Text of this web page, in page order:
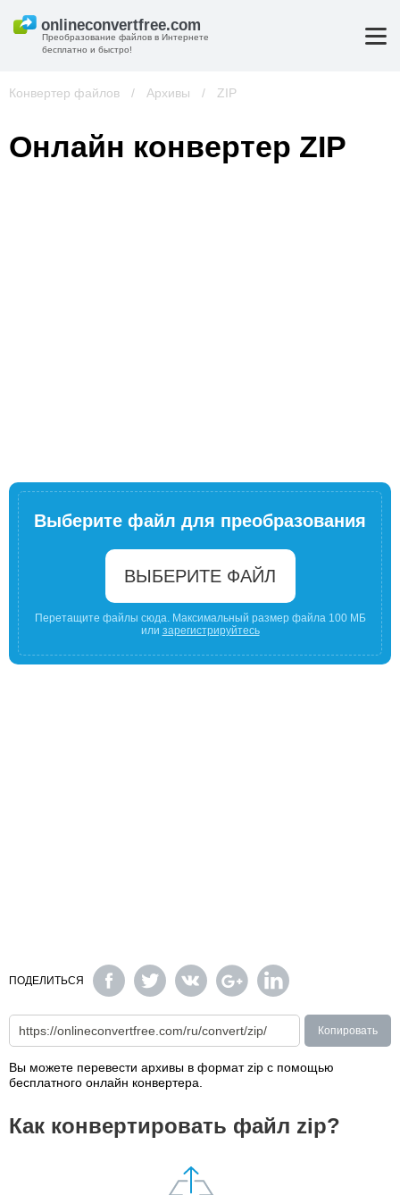
Преобразование файлов в Интернете
бесплатно и быстро!
Конвертер файлов / Архивы / ZIP
Онлайн конвертер ZIP
Выберите файл для преобразования
ВЫБЕРИТЕ ФАЙЛ
Перетащите файлы сюда. Максимальный размер файла 100 МБ
или зарегистрируйтесь
ПОДЕЛИТЬСЯ
Копировать
Вы можете перевести архивы в формат zip с помощью
бесплатного онлайн конвертера.
Как конвертировать файл zip?